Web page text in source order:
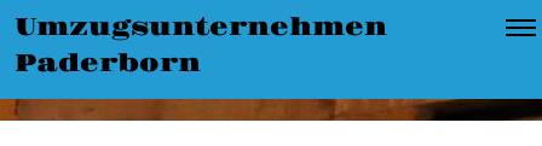
Umzugsunternehmen
Paderborn